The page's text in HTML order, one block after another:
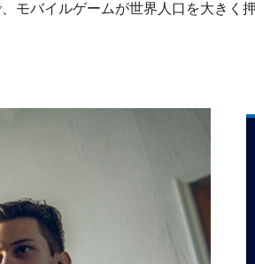
バイルゲームが世界人口を大きく